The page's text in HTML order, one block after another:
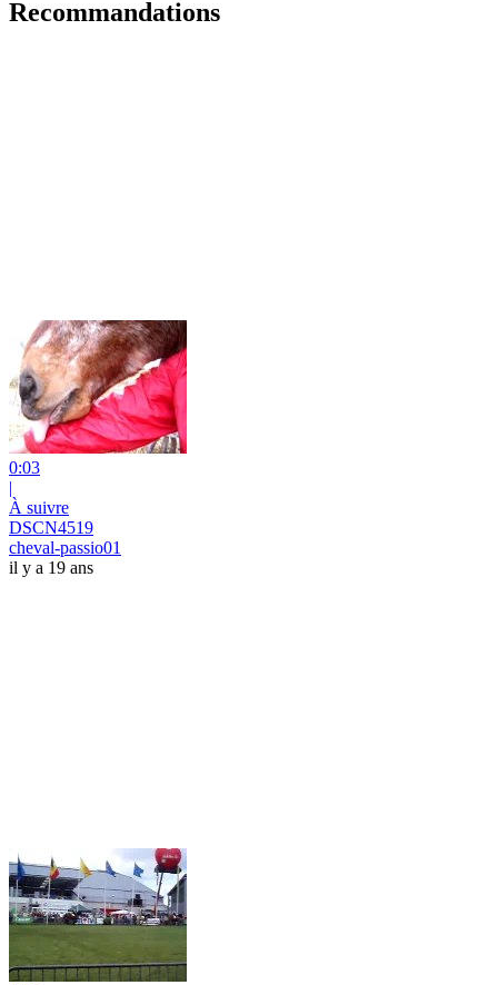
Recommandations
0:03
|
À suivre
DSCN4519
cheval-passio01
il y a 19 ans